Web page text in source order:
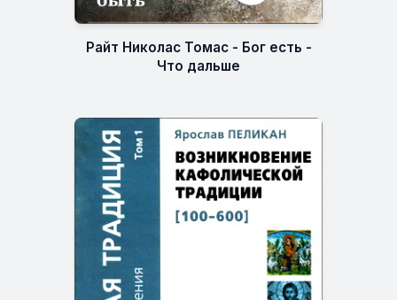
Райт Николас Томас - Бог есть -
Что дальше